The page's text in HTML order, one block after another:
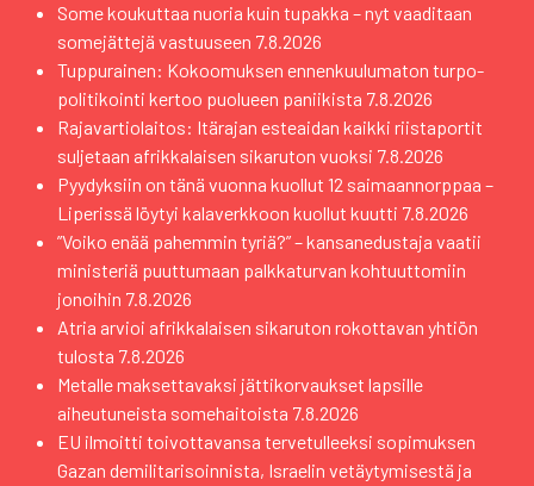
Some koukuttaa nuoria kuin tupakka – nyt vaaditaan
somejättejä vastuuseen 7.8.2026
Tuppurainen: Kokoomuksen ennenkuulumaton turpo-
politikointi kertoo puolueen paniikista 7.8.2026
Rajavartiolaitos: Itärajan esteaidan kaikki riistaportit
suljetaan afrikkalaisen sikaruton vuoksi 7.8.2026
Pyydyksiin on tänä vuonna kuollut 12 saimaannorppaa –
Liperissä löytyi kalaverkkoon kuollut kuutti 7.8.2026
”Voiko enää pahemmin tyriä?” – kansanedustaja vaatii
ministeriä puuttumaan palkkaturvan kohtuuttomiin
jonoihin 7.8.2026
Atria arvioi afrikkalaisen sikaruton rokottavan yhtiön
tulosta 7.8.2026
Metalle maksettavaksi jättikorvaukset lapsille
aiheutuneista somehaitoista 7.8.2026
EU ilmoitti toivottavansa tervetulleeksi sopimuksen
Gazan demilitarisoinnista, Israelin vetäytymisestä ja